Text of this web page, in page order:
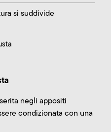
si suddivide
negli appositi
condizionata con una